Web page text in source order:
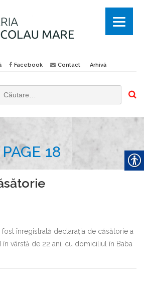
Facebook Contact Arhivă
PAGE 18
fost înregistrată declaraţia de căsătorie a
în vârstă de 22 ani, cu domiciliul în Baba